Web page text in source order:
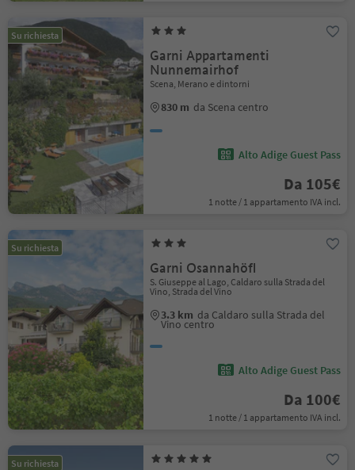
Su richiesta
Garni Appartamenti
Nunnemairhof
Scena, Merano e dintorni
830 m da Scena centro
Alto Adige Guest Pass
Da 105€
1 notte / 1 appartamento IVA incl.
Su richiesta
Garni Osannahöfl
S. Giuseppe al Lago, Caldaro sulla Strada del
Vino, Strada del Vino
3.3 km da Caldaro sulla Strada del
Vino centro
Alto Adige Guest Pass
Da 100€
1 notte / 1 appartamento IVA incl.
Su richiesta